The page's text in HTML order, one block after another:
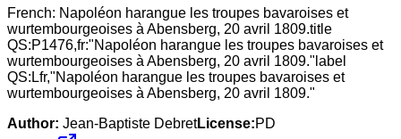
French: Napoléon harangue les troupes bavaroises et
wurtembourgeoises à Abensberg, 20 avril 1809.title
QS:P1476,fr:"Napoléon harangue les troupes bavaroises et
wurtembourgeoises à Abensberg, 20 avril 1809."label
QS:Lfr,"Napoléon harangue les troupes bavaroises et
wurtembourgeoises à Abensberg, 20 avril 1809."
Author: Jean-Baptiste DebretLicense:PD